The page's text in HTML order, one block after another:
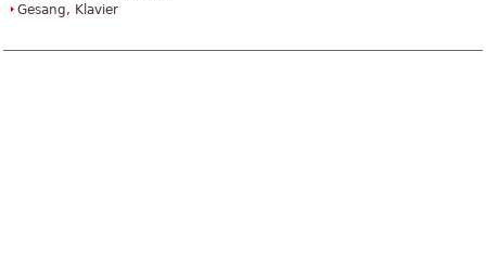
Gesang, Klavier